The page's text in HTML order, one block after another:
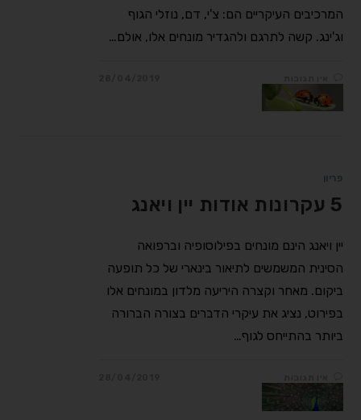
המרכיבים העיקריים הם: צ'י, דם, נוזלי הגוף
וג'ינג. קשה לתרגם ולהגדיר מונחים אלו, אולם…
פריון
5 עקרונות אודות יין ויאנג
יין ויאנג הינם מונחים בפילוסופיה וברפואה
הסינית המשמשים לתיאור בינארי של כל תופעה
ביקום. מאחר וקצרה היריעה מלדון במונחים אלו
בפירוט, נציג את עיקרי הדברים בצורה הברורה
ביותר בהתייחס לגוף…